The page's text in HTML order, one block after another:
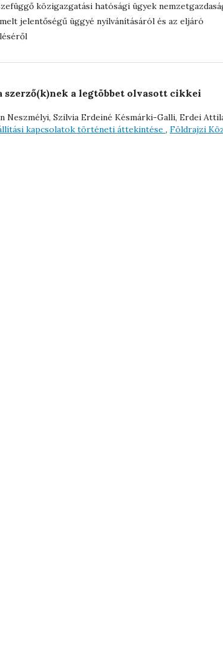
közigazgatási hatósági ügyek
jelentőségű üggyé nyilvánításáról és az eljáró
szerző(k)nek a legtöbbet olvasott cikkei
Neszmélyi, Szilvia Erdeiné Késmárki-Galli, Erdei
kapcsolatok történeti áttekintése , Földrajzi